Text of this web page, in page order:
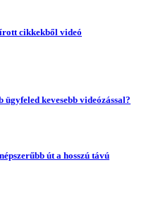
cikkekből videó
kevesebb videózással?
út a hosszú távú